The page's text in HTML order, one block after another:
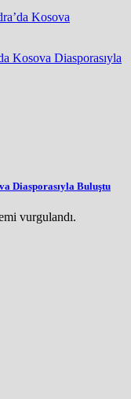
Kosova
Diasporasıyla Buluştu
vurgulandı.